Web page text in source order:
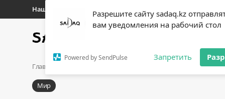
Разрешите сайту sadaq.kz
вам уведомления на рабочий стол
Powered by SendPulse Запретить
Наши контакты
Авторизоваться
Регистр
Главная Пакистан: Индия готовит военный удар в
Мир